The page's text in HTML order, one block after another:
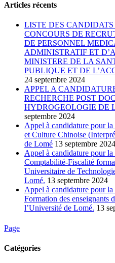
Articles récents
LISTE DES
CONCOURS DE
DE PERSONNEL
ADMINISTRATIF ET
MINISTERE DE LA
PUBLIQUE ET DE
24 septembre 2024
APPEL A
RECHERCHE POST
HYDROGEOLOGIE DE
septembre 2024
Appel à candidature pour
et Culture Chinoise
de Lomé 13 septembre 2024
Appel à candidature pour
Comptabilité-Fiscalité
Universitaire de
Lomé. 13 septembre 2024
Appel à candidature pour
Formation des enseignants
l’Université de Lomé. 13
Page
Catégories